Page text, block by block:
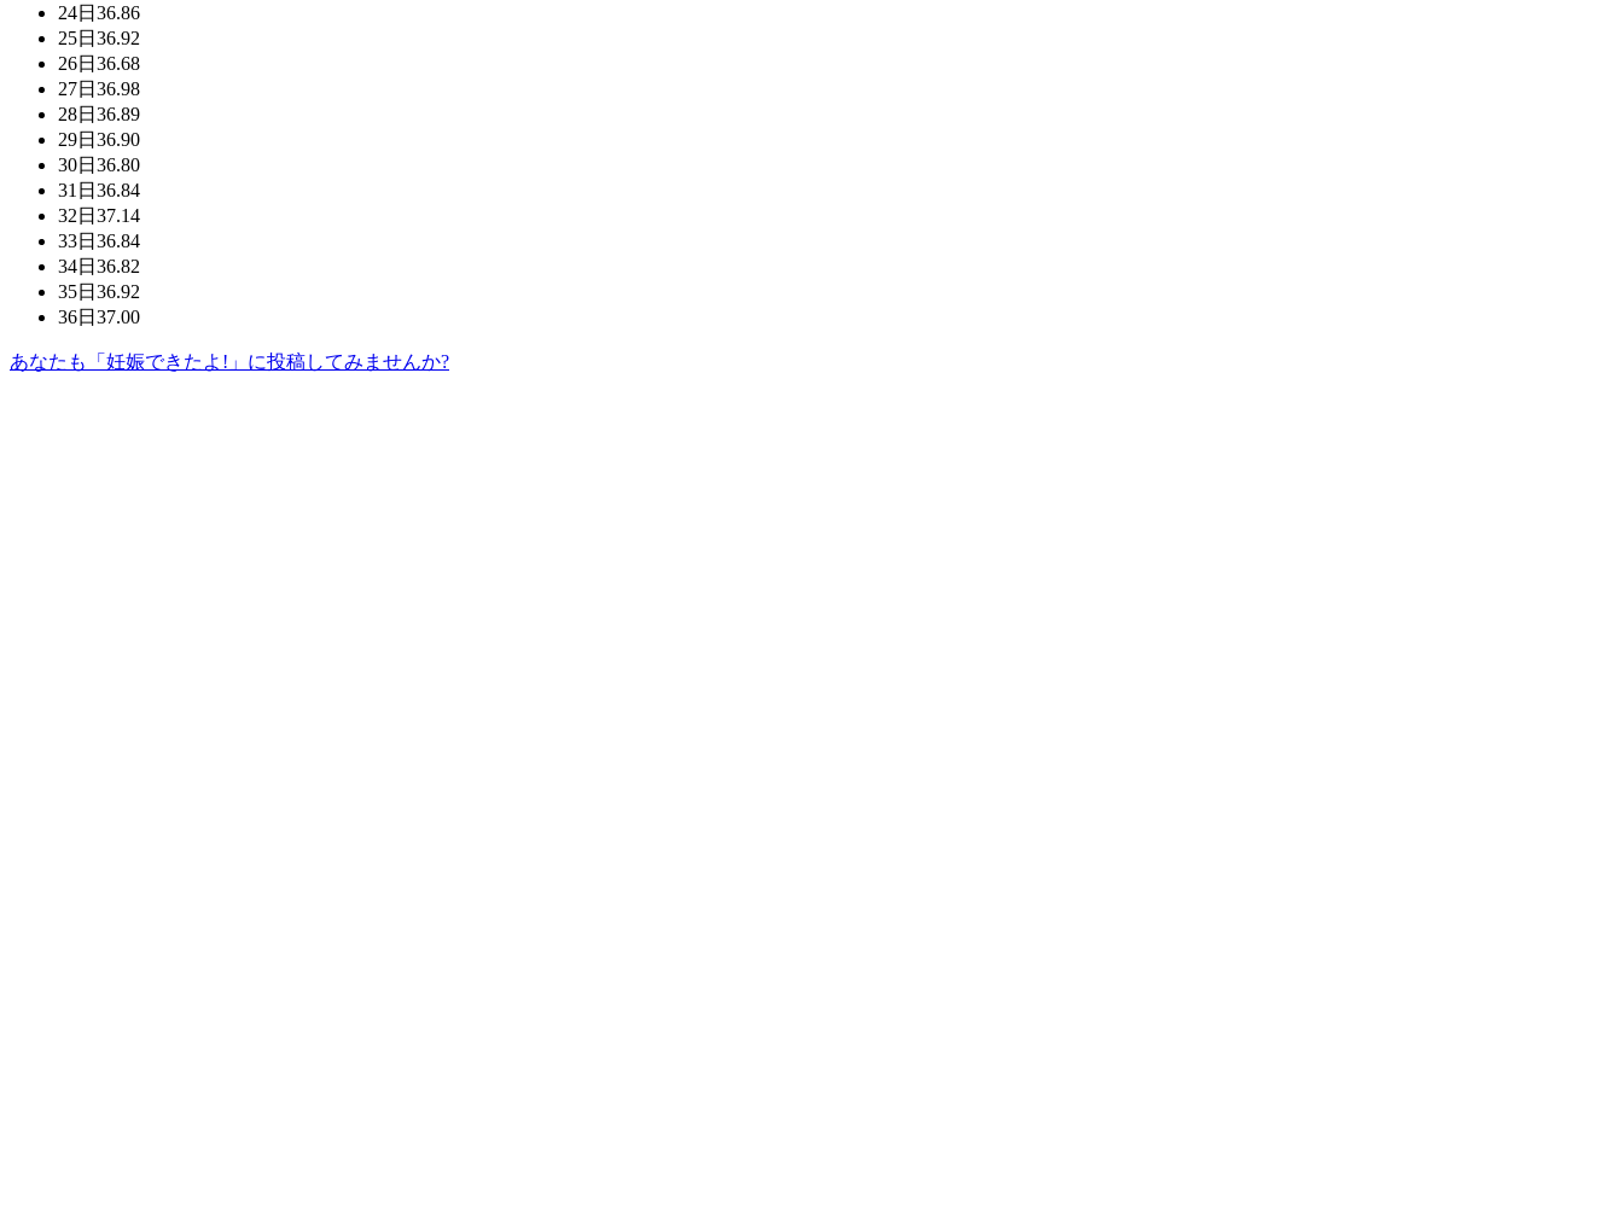
24日 36.86
25日 36.92
26日 36.68
27日 36.98
28日 36.89
29日 36.90
30日 36.80
31日 36.84
32日 37.14
33日 36.84
34日 36.82
35日 36.92
36日 37.00
あなたも「妊娠できたよ!」に投稿してみませんか?